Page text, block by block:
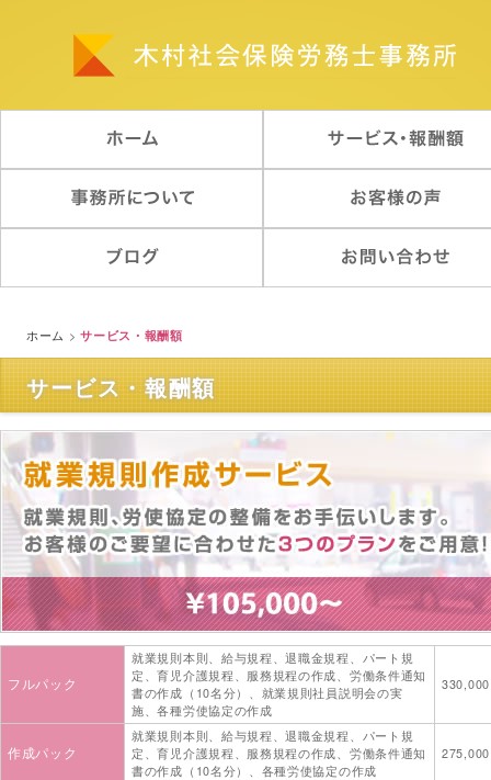
ホーム >サービス・報酬額
サービス・報酬額
フルパック
就業規則本則、給与規程、退職金規程、パート規
定、育児介護規程、服務規程の作成、労働条件通知
書の作成（10名分）、就業規則社員説明会の実
施、各種労使協定の作成
作成パック
就業規則本則、給与規程、退職金規程、パート規
定、育児介護規程、服務規程の作成、労働条件通知
書の作成（10名分）、各種労使協定の作成